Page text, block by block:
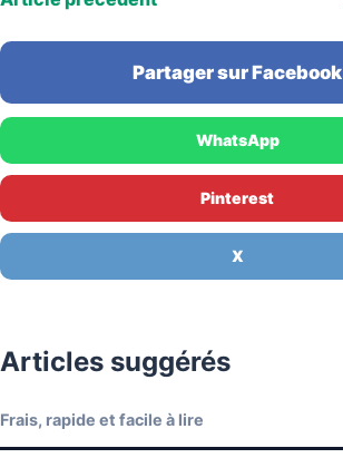
Partager sur Facebook
WhatsApp
Pinterest
X
Articles suggérés
Frais, rapide et facile à lire